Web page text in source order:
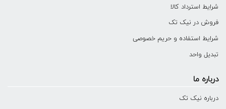
شرایط استرداد کالا
فروش در نیک تک
شرایط استفاده و حریم خصوصی
تبدیل واحد
درباره ما
درباره نیک تک